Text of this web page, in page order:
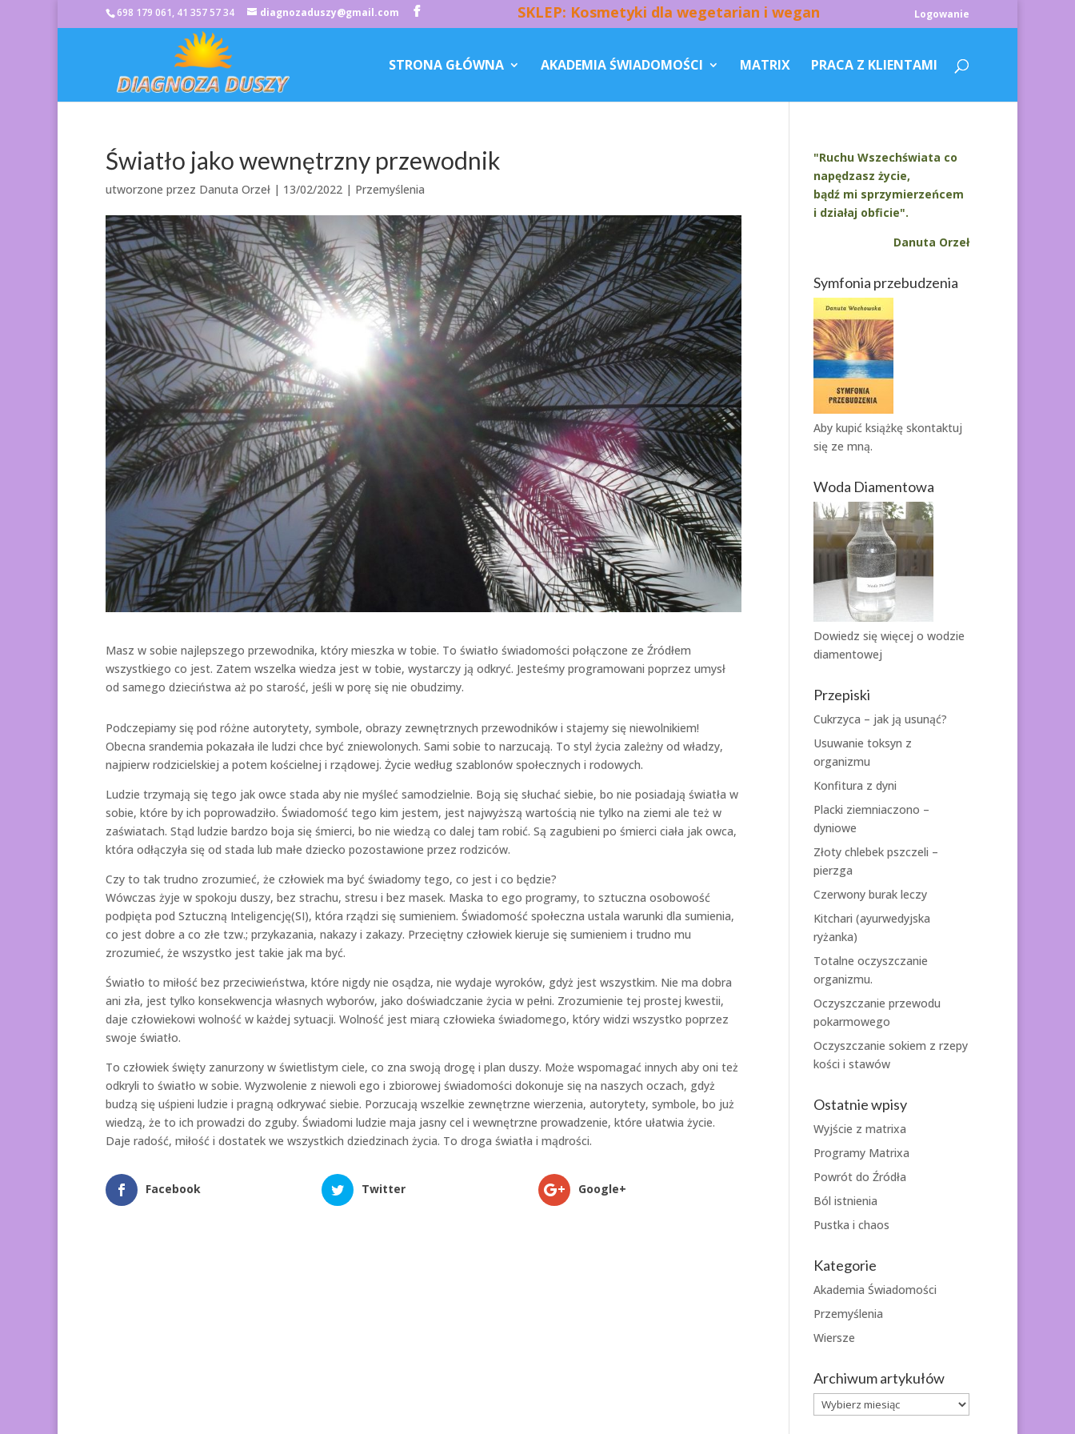
698 179 061, 41 357 57 34 diagnozaduszy@gmail.com SKLEP: Kosmetyki dla wegetarian i wegan Logowanie
STRONA GŁÓWNA AKADEMIA ŚWIADOMOŚCI MATRIX PRACA Z KLIENTAMI
Światło jako wewnętrzny przewodnik
utworzone przez Danuta Orzeł | 13/02/2022 | Przemyślenia
Masz w sobie najlepszego przewodnika, który mieszka w tobie. To światło świadomości połączone ze Źródłem
wszystkiego co jest. Zatem wszelka wiedza jest w tobie, wystarczy ją odkryć. Jesteśmy programowani poprzez umysł
od samego dzieciństwa aż po starość, jeśli w porę się nie obudzimy.
Podczepiamy się pod różne autorytety, symbole, obrazy zewnętrznych przewodników i stajemy się niewolnikiem!
Obecna srandemia pokazała ile ludzi chce być zniewolonych. Sami sobie to narzucają. To styl życia zależny od władzy,
najpierw rodzicielskiej a potem kościelnej i rządowej. Życie według szablonów społecznych i rodowych.
Ludzie trzymają się tego jak owce stada aby nie myśleć samodzielnie. Boją się słuchać siebie, bo nie posiadają światła w
sobie, które by ich poprowadziło. Świadomość tego kim jestem, jest najwyższą wartością nie tylko na ziemi ale też w
zaświatach. Stąd ludzie bardzo boja się śmierci, bo nie wiedzą co dalej tam robić. Są zagubieni po śmierci ciała jak owca,
która odłączyła się od stada lub małe dziecko pozostawione przez rodziców.
Czy to tak trudno zrozumieć, że człowiek ma być świadomy tego, co jest i co będzie?
Wówczas żyje w spokoju duszy, bez strachu, stresu i bez masek. Maska to ego programy, to sztuczna osobowość
podpięta pod Sztuczną Inteligencję(SI), która rządzi się sumieniem. Świadomość społeczna ustala warunki dla sumienia,
co jest dobre a co złe tzw.; przykazania, nakazy i zakazy. Przeciętny człowiek kieruje się sumieniem i trudno mu
zrozumieć, że wszystko jest takie jak ma być.
Światło to miłość bez przeciwieństwa, które nigdy nie osądza, nie wydaje wyroków, gdyż jest wszystkim. Nie ma dobra
ani zła, jest tylko konsekwencja własnych wyborów, jako doświadczanie życia w pełni. Zrozumienie tej prostej kwestii,
daje człowiekowi wolność w każdej sytuacji. Wolność jest miarą człowieka świadomego, który widzi wszystko poprzez
swoje światło.
To człowiek święty zanurzony w świetlistym ciele, co zna swoją drogę i plan duszy. Może wspomagać innych aby oni też
odkryli to światło w sobie. Wyzwolenie z niewoli ego i zbiorowej świadomości dokonuje się na naszych oczach, gdyż
budzą się uśpieni ludzie i pragną odkrywać siebie. Porzucają wszelkie zewnętrzne wierzenia, autorytety, symbole, bo już
wiedzą, że to ich prowadzi do zguby. Świadomi ludzie maja jasny cel i wewnętrzne prowadzenie, które ułatwia życie.
Daje radość, miłość i dostatek we wszystkich dziedzinach życia. To droga światła i mądrości.
Facebook Twitter Google+
"Ruchu Wszechświata co
napędzasz życie,
bądź mi sprzymierzeńcem
i działaj obficie".
Danuta Orzeł
Symfonia przebudzenia
Aby kupić książkę skontaktuj
się ze mną.
Woda Diamentowa
Dowiedz się więcej o wodzie
diamentowej
Przepiski
Cukrzyca – jak ją usunąć?
Usuwanie toksyn z
organizmu
Konfitura z dyni
Placki ziemniaczono –
dyniowe
Złoty chlebek pszczeli –
pierzga
Czerwony burak leczy
Kitchari (ayurwedyjska
ryżanka)
Totalne oczyszczanie
organizmu.
Oczyszczanie przewodu
pokarmowego
Oczyszczanie sokiem z rzepy
kości i stawów
Ostatnie wpisy
Wyjście z matrixa
Programy Matrixa
Powrót do Źródła
Ból istnienia
Pustka i chaos
Kategorie
Akademia Świadomości
Przemyślenia
Wiersze
Archiwum artykułów
Archiwum
artykułów